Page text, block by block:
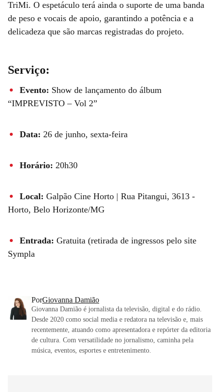
TriMi. O espetáculo terá ainda o suporte de uma banda
de peso e vocais de apoio, garantindo a potência e a
delicadeza que são marcas registradas do projeto.
Serviço:
Evento: Show de lançamento do álbum
“IMPREVISTO – Vol 2”
Data: 26 de junho, sexta-feira
Horário: 20h30
Local: Galpão Cine Horto | Rua Pitangui, 3613 -
Horto, Belo Horizonte/MG
Entrada: Gratuita (retirada de ingressos pelo site
Sympla
PorGiovanna Damião
Giovanna Damião é jornalista da televisão, digital e do rádio.
Desde 2020 como social media e redatora na televisão e, mais
recentemente, atuando como apresentadora e repórter da editoria
de cultura. Com versatilidade no jornalismo, caminha pela
música, eventos, esportes e entretenimento.